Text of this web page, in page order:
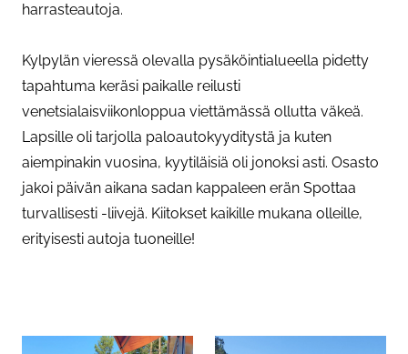
harrasteautoja.
Kylpylän vieressä olevalla pysäköintialueella pidetty
tapahtuma keräsi paikalle reilusti
venetsialaisviikonloppua viettämässä ollutta väkeä.
Lapsille oli tarjolla paloautokyyditystä ja kuten
aiempinakin vuosina, kyytiläisiä oli jonoksi asti. Osasto
jakoi päivän aikana sadan kappaleen erän Spottaa
turvallisesti -liivejä. Kiitokset kaikille mukana olleille,
erityisesti autoja tuoneille!